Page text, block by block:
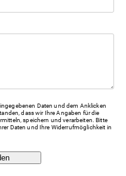
Daten und dem Anklicken
dass wir Ihre Angaben für die
speichern und verarbeiten. Bitte
Daten und Ihre Widerrufmöglichkeit in